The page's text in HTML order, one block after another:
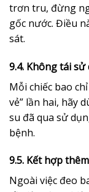
trơn tru, đừng
gốc nước. Điều
sát.
9.4. Không tái
Mỗi chiếc bao
vẻ” lần hai, hãy
su đã qua sử
bệnh.
9.5. Kết hợp
Ngoài việc đeo